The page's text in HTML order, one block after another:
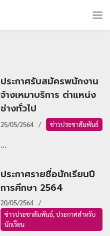
ประกาศรับสมัครพนักงาน
จ้างเหมาบริการ ตำแหน่ง
ช่างทั่วไป
25/05/2564 ข่าวประชาสัมพันธ์
...
ประกาศรายชื่อนักเรียนปี
การศึกษา 2564
20/05/2564
ข่าวประชาสัมพันธ์,ประกาศสำหรับ
นักเรียน